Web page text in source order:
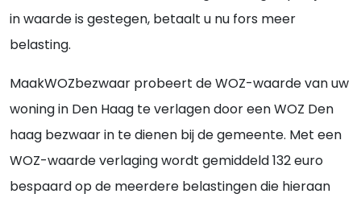
in waarde is gestegen, betaalt u nu fors meer
belasting.
MaakWOZbezwaar probeert de WOZ-waarde van uw
woning in Den Haag te verlagen door een WOZ Den
haag bezwaar in te dienen bij de gemeente. Met een
WOZ-waarde verlaging wordt gemiddeld 132 euro
bespaard op de meerdere belastingen die hieraan